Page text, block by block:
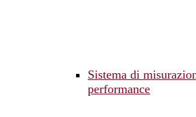
Sistema di
performance